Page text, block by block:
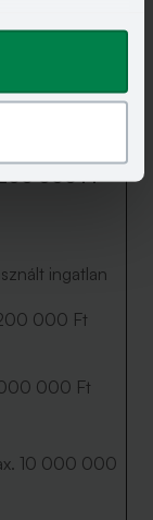
3 000 000
000 Ft
ingatlan
000 Ft
000 Ft
10 000 000